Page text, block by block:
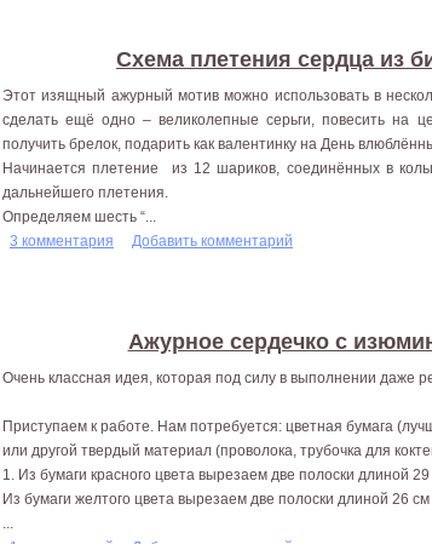
Схема плетения сердца из
Этот изящный ажурный мотив можно использовать в
сделать ещё одно – великолепные серьги, повесить на
получить брелок, подарить как валентинку на День
Начинается плетение из 12 шариков, соединённых в
дальнейшего плетения.
Определяем шесть “...
3 комментария
Добавить комментарий
Ажурное сердечко с
Очень классная идея, которая под силу в выполнении даже
Приступаем к работе. Нам потребуется: цветная бумага
или другой твердый материал (проволока, трубочка для
1. Из бумаги красного цвета вырезаем две полоски длиной
Из бумаги желтого цвета вырезаем две полоски длиной 26